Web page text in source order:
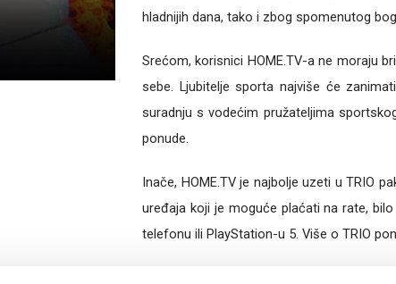
hladnijih dana, tako i zbog spomenutog
Srećom, korisnici HOME.TV-a ne moraju
sebe. Ljubitelje sporta najviše će
suradnju s vodećim pružateljima
ponude.
Inače, HOME.TV je najbolje uzeti u TRIO
uređaja koji je moguće plaćati na rate,
telefonu ili PlayStation-u 5. Više o TRIO